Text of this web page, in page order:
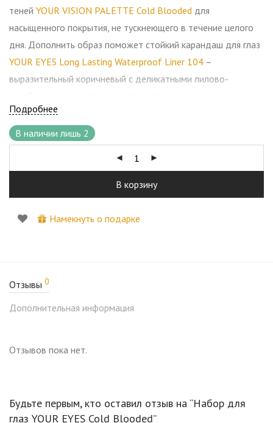
теней YOUR VISION PALETTE Cold Blooded для
насыщенного покрытия, не тускнеющего в течение целого
дня. Дополнить образ поможет стойкий карандаш для глаз
YOUR EYES Long Lasting Waterproof Liner 104 –
выразительный коричневый с деликатными лилово-
Набор имеет индивидуальную упаковку.
Отличный выбор как для подарка, так и для личного
Подробнее
В наличии лишь 2
В корзину
Намекнуть о подарке
Отзывы 0
Дополнительная информация
Отзывов пока нет.
Будьте первым, кто оставил отзыв на “Набор для
глаз YOUR EYES Cold Blooded”